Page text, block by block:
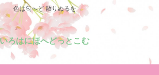
色は匂へど 散りぬるを
いろはにほへどっとこむ